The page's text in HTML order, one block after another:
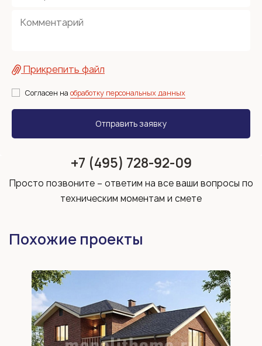
Прикрепить файл
Согласен на обработку персональных данных
+7 (495) 728-92-09
Просто позвоните – ответим на все ваши вопросы по
техническим моментам и смете
Похожие проекты